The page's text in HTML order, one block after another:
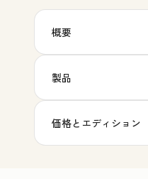
概要
製品
価格とエディション